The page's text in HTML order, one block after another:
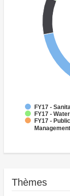
FY17 -
FY17 -
FY17 -
Management
Thèmes